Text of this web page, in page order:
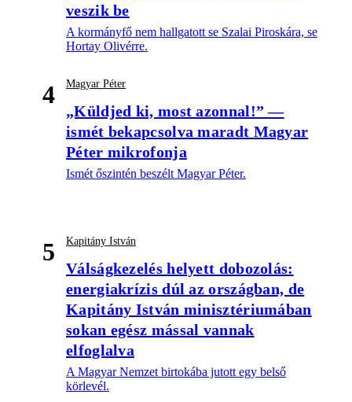
veszik be
A kormányfő nem hallgatott se Szalai Piroskára, se
Hortay Olivérre.
4 Magyar Péter
„Küldjed ki, most azonnal!” —
ismét bekapcsolva maradt Magyar
Péter mikrofonja
Ismét őszintén beszélt Magyar Péter.
5 Kapitány István
Válságkezelés helyett dobozolás:
energiakrízis dúl az országban, de
Kapitány István minisztériumában
sokan egész mással vannak
elfoglalva
A Magyar Nemzet birtokába jutott egy belső
körlevél.